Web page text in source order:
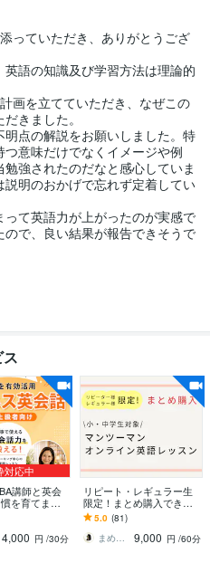
っていただき、ありがとうござ
語の知識及び学習方法は理論的
画を立てていただき、なぜこの
きました。
点の解説をお願いしました。特
意味だけでなくイメージや例
強されたのだなと感心していま
明のおかげで忘れず定着してい
て英語力が上がったのが実感で
で、良い結果が報告できそうで
対応中
講師と英会
を育てます
大院・MB
講師とビジ
円 /30分
リピート・レギュラー生
限定！まとめ購入できま
す ☆小・中学生対象マン
ツーマン英語レッスン3回
分以上購入可能☆
5.0 (81)
まめみぃ｜米在住歴12年の英語講師
9,000 円 /60分